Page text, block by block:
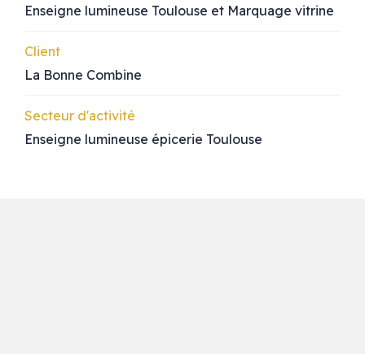
Enseigne lumineuse Toulouse et Marquage vitrine
Client
La Bonne Combine
Secteur d'activité
Enseigne lumineuse épicerie Toulouse